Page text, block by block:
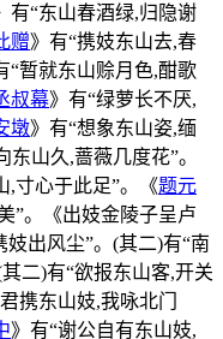
有“东山春酒绿,归隐谢
赠》有“携妓东山去,春
“暂就东山赊月色,酣歌
叔幕》有“绿萝长不厌,
墩》有“想象东山姿,缅
东山久,蔷薇几度花”。
,寸心于此足”。《题元
”。《出妓金陵子呈卢
出风尘”。(其二)有“南
二)有“欲报东山客,开关
携东山妓,我咏北门
》有“谢公自有东山妓,